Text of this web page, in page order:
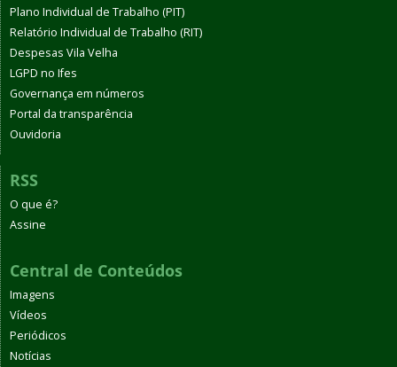
Plano Individual de Trabalho (PIT)
Relatório Individual de Trabalho (RIT)
Despesas Vila Velha
LGPD no Ifes
Governança em números
Portal da transparência
Ouvidoria
RSS
O que é?
Assine
Central de Conteúdos
Imagens
Vídeos
Periódicos
Notícias